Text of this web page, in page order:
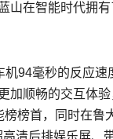
在智能时代拥有
94毫秒的反应
顺畅的交互体验
榜首，同时在鲁